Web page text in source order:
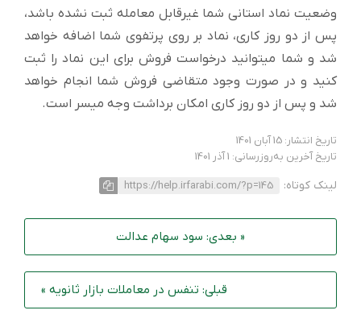
وضعیت نماد استانی شما غیرقابل معامله ثبت نشده باشد،
پس از دو روز کاری، نماد بر روی پرتفوی شما اضافه خواهد
شد و شما میتوانید درخواست فروش برای این نماد را ثبت
کنید و در صورت وجود متقاضی فروش شما انجام خواهد
شد و پس از دو روز کاری امکان برداشت وجه میسر است.
تاریخ انتشار: 15 آبان 1401
تاریخ آخرین به‌روزرسانی: 1 آذر 1401
لینک کوتاه: https://help.irfarabi.com/?p=145
« بعدی: سود سهام عدالت
قبلی: تنفس در معاملات بازار ثانویه »